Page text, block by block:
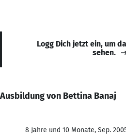
Logg Dich jetzt ein, um
sehen.
Ausbildung von Bettina Banaj
8 Jahre und 10 Monate, Sep.